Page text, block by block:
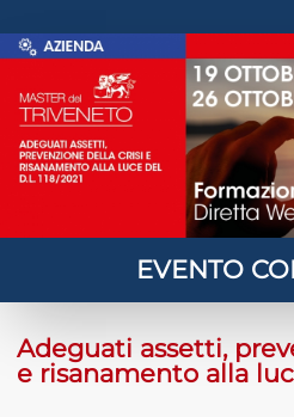
EVENTO
Adeguati assetti,
e risanamento alla